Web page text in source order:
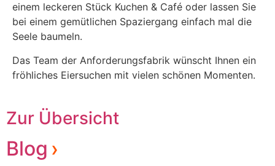
einem leckeren Stück Kuchen & Café oder lassen Sie
bei einem gemütlichen Spaziergang einfach mal die
Seele baumeln.
Das Team der Anforderungsfabrik wünscht Ihnen ein
fröhliches Eiersuchen mit vielen schönen Momenten.
Zur Übersicht
Blog